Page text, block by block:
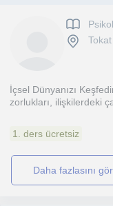
İçsel Dünyanızı
zorlukları, ilişkilerdeki
1. ders ücretsiz
daha fazlasını gör